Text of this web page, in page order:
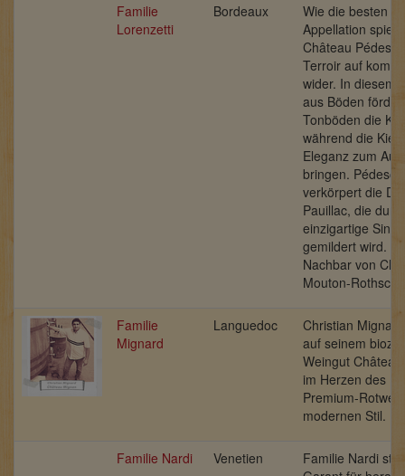
Familie
Lorenzetti
Bordeaux
Wie die besten
Appellation
Château
Terroir auf
wider. In diesem
aus Böden
Tonböden die
während die
Eleganz zum
bringen.
verkörpert die
Pauillac, die
einzigartige
gemildert wird.
Nachbar von
Mouton-
Familie
Mignard
Languedoc
Christian
auf seinem
Weingut
im Herzen des
Premium-
modernen Stil.
Familie Nardi Venetien
Familie Nardi